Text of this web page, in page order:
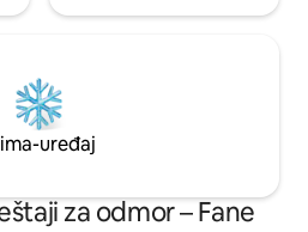
uređaj
za odmor – Fane